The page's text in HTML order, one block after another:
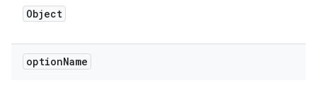
Object
optionName